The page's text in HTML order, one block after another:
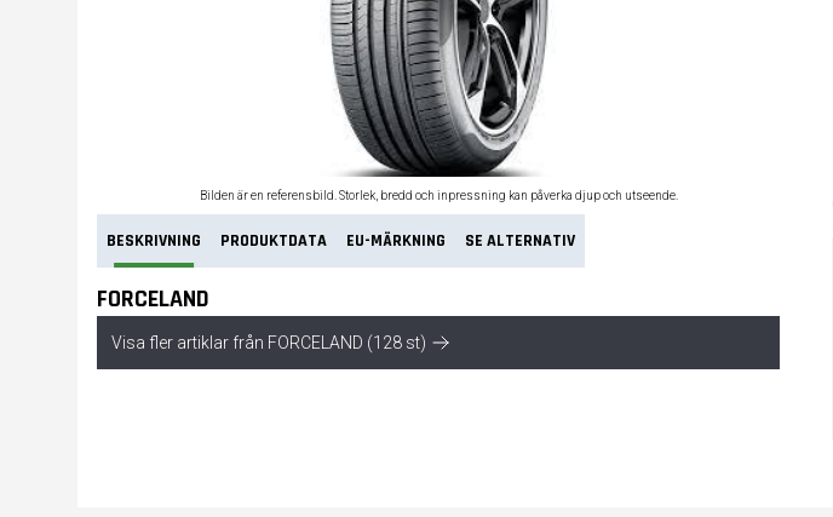
Bilden är en referensbild. Storlek, bredd och inpressning kan påverka djup och utseende.
BESKRIVNING PRODUKTDATA EU-MÄRKNING SE ALTERNATIV
FORCELAND
Visa fler artiklar från FORCELAND (128 st)